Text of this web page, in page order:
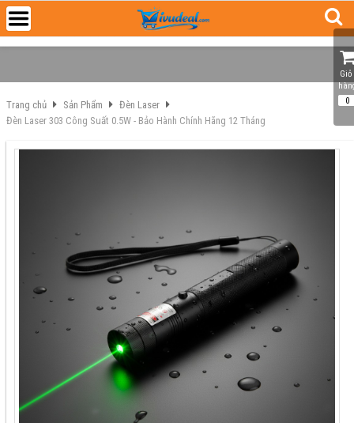
Trang chủ Sản Phẩm
Đèn Laser
Đèn Laser 303 Công Suất 0.5W - Bảo Hành Chính Hãng 12 Tháng
Giỏ
0